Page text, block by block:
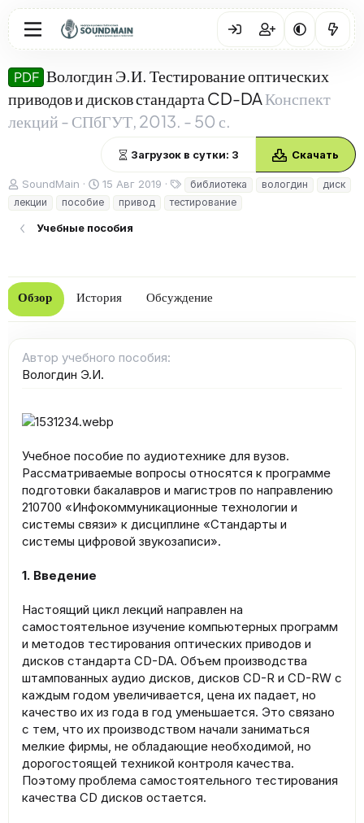
PDF Вологдин Э.И. Тестирование оптических
приводов и дисков стандарта CD-DAКонспект
лекций - СПбГУТ, 2013. - 50 с.
Загрузок в сутки: 3 Скачать
А
в
т
о
SoundMain
Д
а
т
а
а
15 Авг 2019
е
г
библиотека вологдин
диск
лекции
пособие привод тестирование
Учебные пособия
Обзор История Обсуждение
Автор учебного пособия
Вологдин Э.И.
Учебное пособие по аудиотехнике для вузов.
Рассматриваемые вопросы относятся к программе
подготовки бакалавров и магистров по направлению
210700 «Инфокоммуникационные технологии и
системы связи» к дисциплине «Стандарты и
системы цифровой звукозаписи».
1. Введение
Настоящий цикл лекций направлен на
самостоятельное изучение компьютерных программ
и методов тестирования оптических приводов и
дисков стандарта CD-DA. Объем производства
штампованных аудио дисков, дисков CD-R и CD-RW с
каждым годом увеличивается, цена их падает, но
качество их из года в год уменьшается. Это связано
с тем, что их производством начали заниматься
мелкие фирмы, не обладающие необходимой, но
дорогостоящей техникой контроля качества.
Поэтому проблема самостоятельного тестирования
качества CD дисков остается.